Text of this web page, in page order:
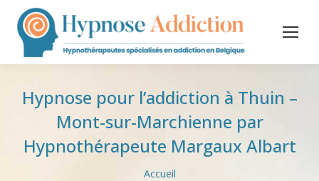
Hypnose pour l’addiction à Thuin –
Mont-sur-Marchienne par
Hypnothérapeute Margaux Albart
Accueil